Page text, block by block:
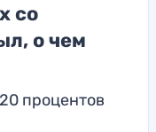
со
о чем
процентов